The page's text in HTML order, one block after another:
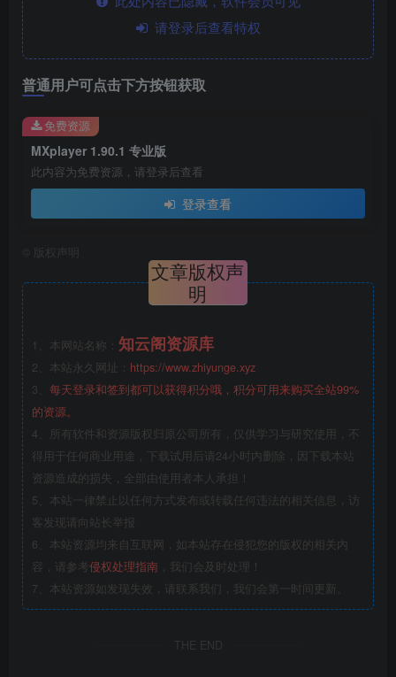
请登录后查看特权
普通用户可点击下方按钮获取
MXplayer 1.90.1 专业版
此内容为免费资源，请登录后查看
登录查看
免费资源
版权声明
文章版权声
明
1、本网站名称： 知云阁资源库
2、本站永久网址： https://www.zhiyunge.xyz
3、 每天登录和签到都可以获得积分哦，积分可用来购买全站99%
的资源。
4、所有软件和资源版权归原公司所有，仅供学习与研究使用，不
得用于任何商业用途，下载试用后请24小时内删除，因下载本站
资源造成的损失，全部由使用者本人承担！
5、本站一律禁止以任何方式发布或转载任何违法的相关信息，访
客发现请向站长举报
6、本站资源均来自互联网，如本站存在侵犯您的版权的相关内
容，请参考侵权处理指南 ，我们会及时处理！
7、本站资源如发现失效，请联系我们，我们会第一时间更新。
THE END